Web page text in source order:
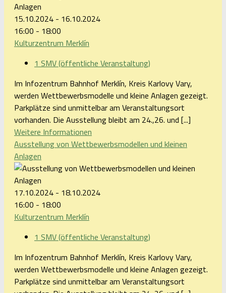
15.10.2024 - 16.10.2024
16:00 - 18:00
Kulturzentrum Merklín
1 SMV (öffentliche Veranstaltung)
Im Infozentrum Bahnhof Merklín, Kreis Karlovy Vary,
werden Wettbewerbsmodelle und kleine Anlagen gezeigt.
Parkplätze sind unmittelbar am Veranstaltungsort
vorhanden. Die Ausstellung bleibt am 24.,26. und [...]
Weitere Informationen
Ausstellung von Wettbewerbsmodellen und kleinen
Anlagen
17.10.2024 - 18.10.2024
16:00 - 18:00
Kulturzentrum Merklín
1 SMV (öffentliche Veranstaltung)
Im Infozentrum Bahnhof Merklín, Kreis Karlovy Vary,
werden Wettbewerbsmodelle und kleine Anlagen gezeigt.
Parkplätze sind unmittelbar am Veranstaltungsort